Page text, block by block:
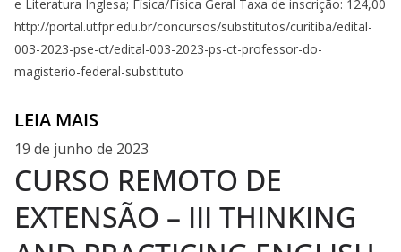
e Literatura Inglesa; Física/Física Geral Taxa de inscrição: 124,00
http://portal.utfpr.edu.br/concursos/substitutos/curitiba/edital-
003-2023-pse-ct/edital-003-2023-ps-ct-professor-do-
magisterio-federal-substituto
LEIA MAIS
19 de junho de 2023
CURSO REMOTO DE
EXTENSÃO – III THINKING